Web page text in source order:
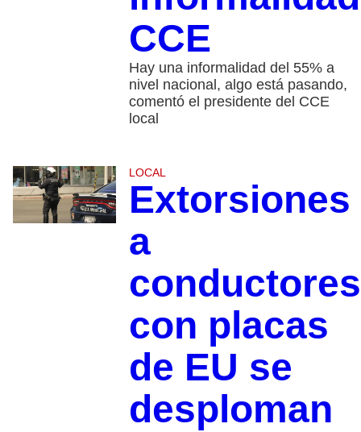
CCE
Hay una informalidad del 55% a
nivel nacional, algo está pasando,
comentó el presidente del CCE
local
LOCAL
Extorsiones
a
conductores
con placas
de EU se
desploman